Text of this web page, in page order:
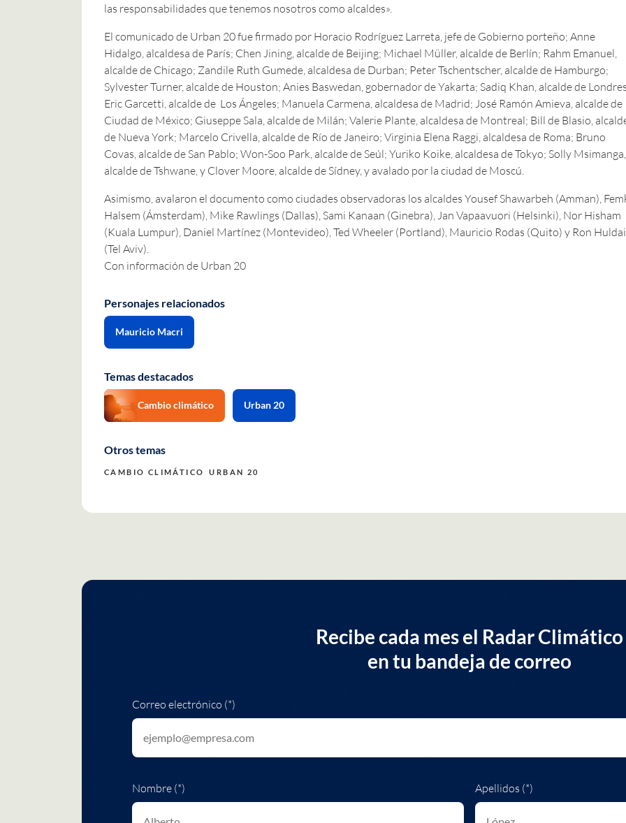
las responsabilidades que tenemos nosotros como alcaldes».
El comunicado de Urban 20 fue firmado por Horacio Rodríguez Larreta, jefe de Gobierno porteño; Anne
Hidalgo, alcaldesa de París; Chen Jining, alcalde de Beijing; Michael Müller, alcalde de Berlín; Rahm Emanuel,
alcalde de Chicago; Zandile Ruth Gumede, alcaldesa de Durban; Peter Tschentscher, alcalde de Hamburgo;
Sylvester Turner, alcalde de Houston; Anies Baswedan, gobernador de Yakarta; Sadiq Khan, alcalde de
Eric Garcetti, alcalde de Los Ángeles; Manuela Carmena, alcaldesa de Madrid; José Ramón Amieva, alcalde de
Ciudad de México; Giuseppe Sala, alcalde de Milán; Valerie Plante, alcaldesa de Montreal; Bill de Blasio,
de Nueva York; Marcelo Crivella, alcalde de Río de Janeiro; Virginia Elena Raggi, alcaldesa de Roma; Bruno
Covas, alcalde de San Pablo; Won-Soo Park, alcalde de Seúl; Yuriko Koike, alcaldesa de Tokyo; Solly Msimanga,
alcalde de Tshwane, y Clover Moore, alcalde de Sídney, y avalado por la ciudad de Moscú.
Asimismo, avalaron el documento como ciudades observadoras los alcaldes Yousef Shawarbeh (Amman),
Halsem (Ámsterdam), Mike Rawlings (Dallas), Sami Kanaan (Ginebra), Jan Vapaavuori (Helsinki), Nor Hisham
(Kuala Lumpur), Daniel Martínez (Montevideo), Ted Wheeler (Portland), Mauricio Rodas (Quito) y Ron Huldai
(Tel Aviv).
Con información de Urban 20
Personajes relacionados
Mauricio Macri
Temas destacados
Cambio climático Urban 20
Otros temas
CAMBIO CLIMÁTICO URBAN 20
Recibe cada mes el Radar Climático
en tu bandeja de correo
Correo electrónico (*)
Nombre (*) Apellidos (*)